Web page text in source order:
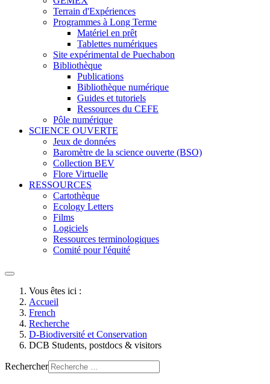
Terrain d'Expériences
Programmes à Long Terme
Matériel en prêt
Tablettes numériques
Site expérimental de Puechabon
Bibliothèque
Publications
Bibliothèque numérique
Guides et tutoriels
Ressources du CEFE
Pôle numérique
SCIENCE OUVERTE
Jeux de données
Baromètre de la science ouverte (BSO)
Collection BEV
Flore Virtuelle
RESSOURCES
Cartothèque
Ecology Letters
Films
Logiciels
Ressources terminologiques
Comité pour l'équité
Vous êtes ici :
Accueil
French
Recherche
D-Biodiversité et Conservation
DCB Students, postdocs & visitors
Rechercher